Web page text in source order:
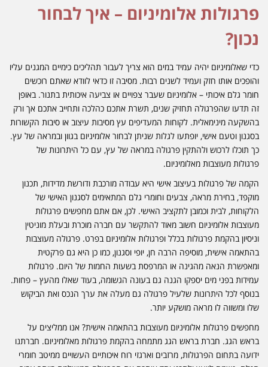
פרגולות אלומיניום – איך לבחור
נכון?
כדי שאלומיניום יהיה עמיד במים הוא צריך לעבור תהליכים כימיים המגנים עליו
והופכים אותו חזק ועמיד לשנים רבות. מסיבה זו כדאי לוודא שאתם רוכשים
חומר גלם איכותי – אלומיניום שעבר צפויים או צביעה איכותית בתנור. באופן
זה תדעו שהפרגולה תחזיק שנים, תשרת אתכם כהלכה ותחייב אתכם אך ורק
בהשקעה מינימאלית. לקוחות המעדיפים עץ מסיבות עיצוב או סיבות הקשורות
בסגנון וטעם אישי, יופתעו לגלות שניתן לבחור אלומיניום בגוון ובמראה של עץ.
כך תוכלו לרכוש ולהתקין פרגולה במראה של עץ, עם כל היתרונות של
פרגולות מעוצבות מאלומיניום.
הקמה של פרגולות בעיצוב אישי היא עבודה מורכבת ודורשת מדידות, תכנון
מוקפד, בחירת מראה, צבעים וחומרי גלם המתאימים לסגנון האישי של
הלקוחות, לבית וכמובן לתקציב האישי. לכן, אם אתם מחפשים פרגולות
מעוצבות אלומיניום חשוב מאוד להתקשר עם חברה מוכרת ובעלת מוניטין
וניסיון בהקמת פרגולות בכלל ופרגולות אלומיניום בפרט. פרגולה מעוצבות
בהתאמה אישית, מוסיפה הרבה חן, יופי וסגנון, כמו כן היא גם פרקטית
ומאפשרת הנאה מהגינה או המרפסת בשעות החמות של היום. פרגולות
עמידות בפני מים יספקו הגנה גם בעונה הגשומה, בעוד שאלו מהעץ – פחות.
בנוסף לכל היתרונות שלעיל פרגולה גם מעלה את ערך הנכס ואת הביקוש
שלו ומשווה לו מראה מושקע יותר.
מחפשים פרגולות אלומיניום מעוצבות בהתאמה אישית? אנו ממליצים על
בראש הגג. חברת בראש הגג מתמחה בהקמת פרגולות מאלומיניום. חברתנו
ידועה בתחום הפרגולות, מרזבים וארגזי רוח איכותיים העשויים ממיטב חומרי